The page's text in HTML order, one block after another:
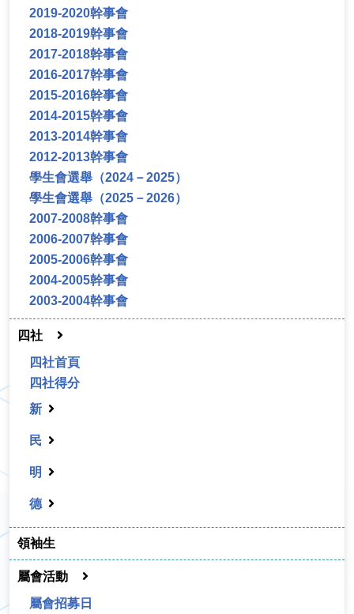
2019-2020幹事會
2018-2019幹事會
2017-2018幹事會
2016-2017幹事會
2015-2016幹事會
2014-2015幹事會
2013-2014幹事會
2012-2013幹事會
學生會選舉（2024－2025）
學生會選舉（2025－2026）
2007-2008幹事會
2006-2007幹事會
2005-2006幹事會
2004-2005幹事會
2003-2004幹事會
四社
四社首頁
四社得分
新
民
明
德
領袖生
屬會活動
屬會招募日